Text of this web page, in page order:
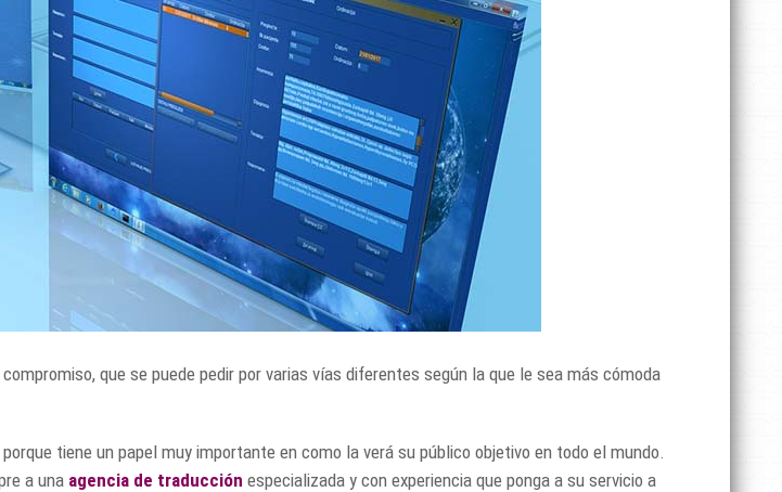
que se puede pedir por varias vías diferentes según la que le sea más cómoda
tiene un papel muy importante en como la verá su público objetivo en todo el mundo.
a una agencia de traducción especializada y con experiencia que ponga a su servicio a